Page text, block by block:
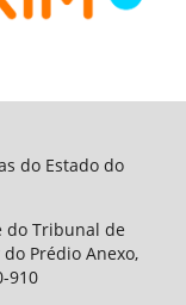
do Estado do
do Tribunal de
Prédio Anexo,
910